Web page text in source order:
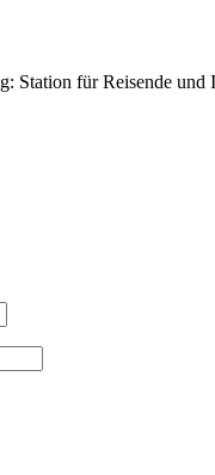
Station für Reisende und